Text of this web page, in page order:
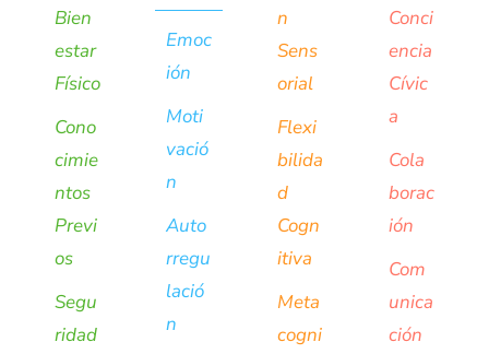
Bien
estar
Físico
Cono
cimie
ntos
Previ
os
Segu
ridad
Emoc
ión
Moti
vació
n
Auto
rregu
lació
n
n
Sens
orial
Flexi
bilida
d
Cogn
itiva
Meta
cogni
Conci
encia
Cívic
a
Cola
borac
ión
Com
unica
ción